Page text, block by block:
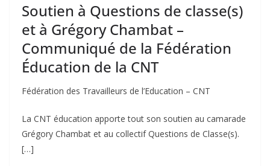
Soutien à Questions de classe(s)
et à Grégory Chambat –
Communiqué de la Fédération
Éducation de la CNT
Fédération des Travailleurs de l’Education – CNT
La CNT éducation apporte tout son soutien au camarade
Grégory Chambat et au collectif Questions de Classe(s).
[…]